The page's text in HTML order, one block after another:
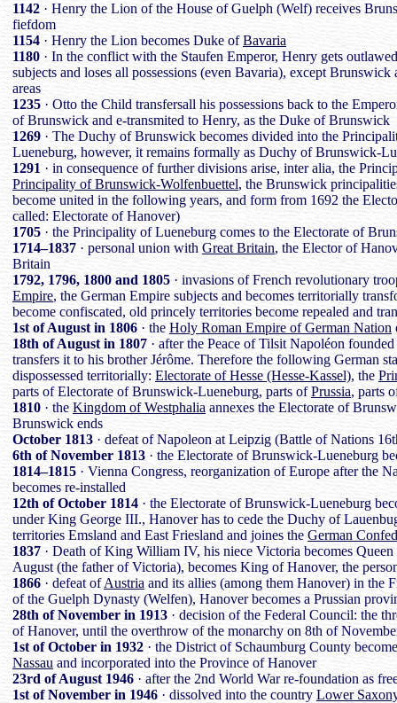
1142 · Henry the Lion of the House of Guelph (Welf) receives
fiefdom
1154 · Henry the Lion becomes Duke ofBavaria
1180 · In the conflict with the Staufen Emperor, Henry gets
subjects and loses all possessions (even Bavaria), except
areas
1235 · Otto the Child transfersall his possessions back to the
of Brunswick and e-transmited to Henry, as the Duke of Brunswick
1269 · The Duchy of Brunswick becomes divided into the
Lueneburg, however, it remains formally as Duchy of Brunswick-
1291 · in consequence of further divisions arise, inter alia, the
Principality of Brunswick-Wolfenbuettel, the Brunswick
become united in the following years, and form from 1692 the
called: Electorate of Hanover)
1705 · the Principality of Lueneburg comes to the Electorate of
1714–1837 · personal union with Great Britain, the Elector of
Britain
1792, 1796, 1800 and 1805 · invasions of French revolutionary
Empire, the German Empire subjects and becomes territorially
become confiscated, old princely territories become repealed and
1st of August in 1806 · the Holy Roman Empire of German Nation
18th of August in 1807 · after the Peace of Tilsit Napoléon
transfers it to his brother Jérôme. Therefore the following German
dispossessed territorially: Electorate of Hesse (Hesse-Kassel), the
parts of Electorate of Brunswick-Lueneburg, parts ofPrussia, parts
1810 · the Kingdom of Westphalia annexes the Electorate of
Brunswick ends
October 1813 · defeat of Napoleon at Leipzig (Battle of Nations
6th of November 1813 · the Electorate of Brunswick-Lueneburg
1814–1815 · Vienna Congress, reorganization of Europe after the
becomes re-installed
12th of October 1814 · the Electorate of Brunswick-Lueneburg
under King George III., Hanover has to cede the Duchy of
territories Emsland and East Friesland and joines the German
1837 · Death of King William IV, his niece Victoria becomes
August (the father of Victoria), becomes King of Hanover, the
1866 · defeat ofAustria and its allies (among them Hanover) in the
of the Guelph Dynasty (Welfen), Hanover becomes a Prussian
28th of November in 1913 · decision of the Federal Council: the
of Hanover, until the overthrow of the monarchy on 8th of
1st of October in 1932 · the District of Schaumburg County
Nassau and incorporated into the Province of Hanover
23rd of August 1946 · after the 2nd World War re-foundation as
1st of November in 1946 · dissolved into the country Lower